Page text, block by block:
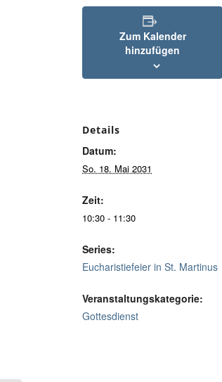
Zum Kalender
hinzufügen
Details
Datum:
So. 18. Mai 2031
Zeit:
10:30 - 11:30
Series:
Eucharistiefeier in St. Martinus
Veranstaltungskategorie:
Gottesdienst